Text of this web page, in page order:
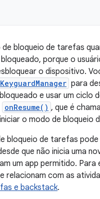
de bloqueio de tarefas
porque o
o dispositivo.
KeyguardManager para
e usar um ciclo
onResume() , que é
o modo de bloqueio
bloqueio de tarefas pode
que não inicia uma
um app permitido. Para
relacionam com as
e backstack.